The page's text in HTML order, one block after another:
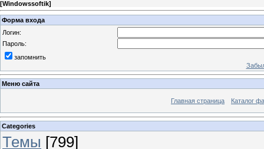
[Windowssoftik]
Форма входа
Логин:
Пароль:
запомнить
Меню сайта
Главная страница Каталог
Categories
Темы [799]